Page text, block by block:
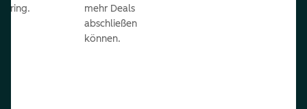
mehr Deals
abschließen
können.